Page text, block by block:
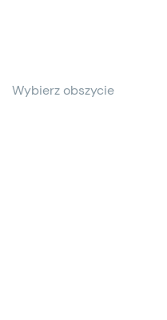
Wybierz obszycie